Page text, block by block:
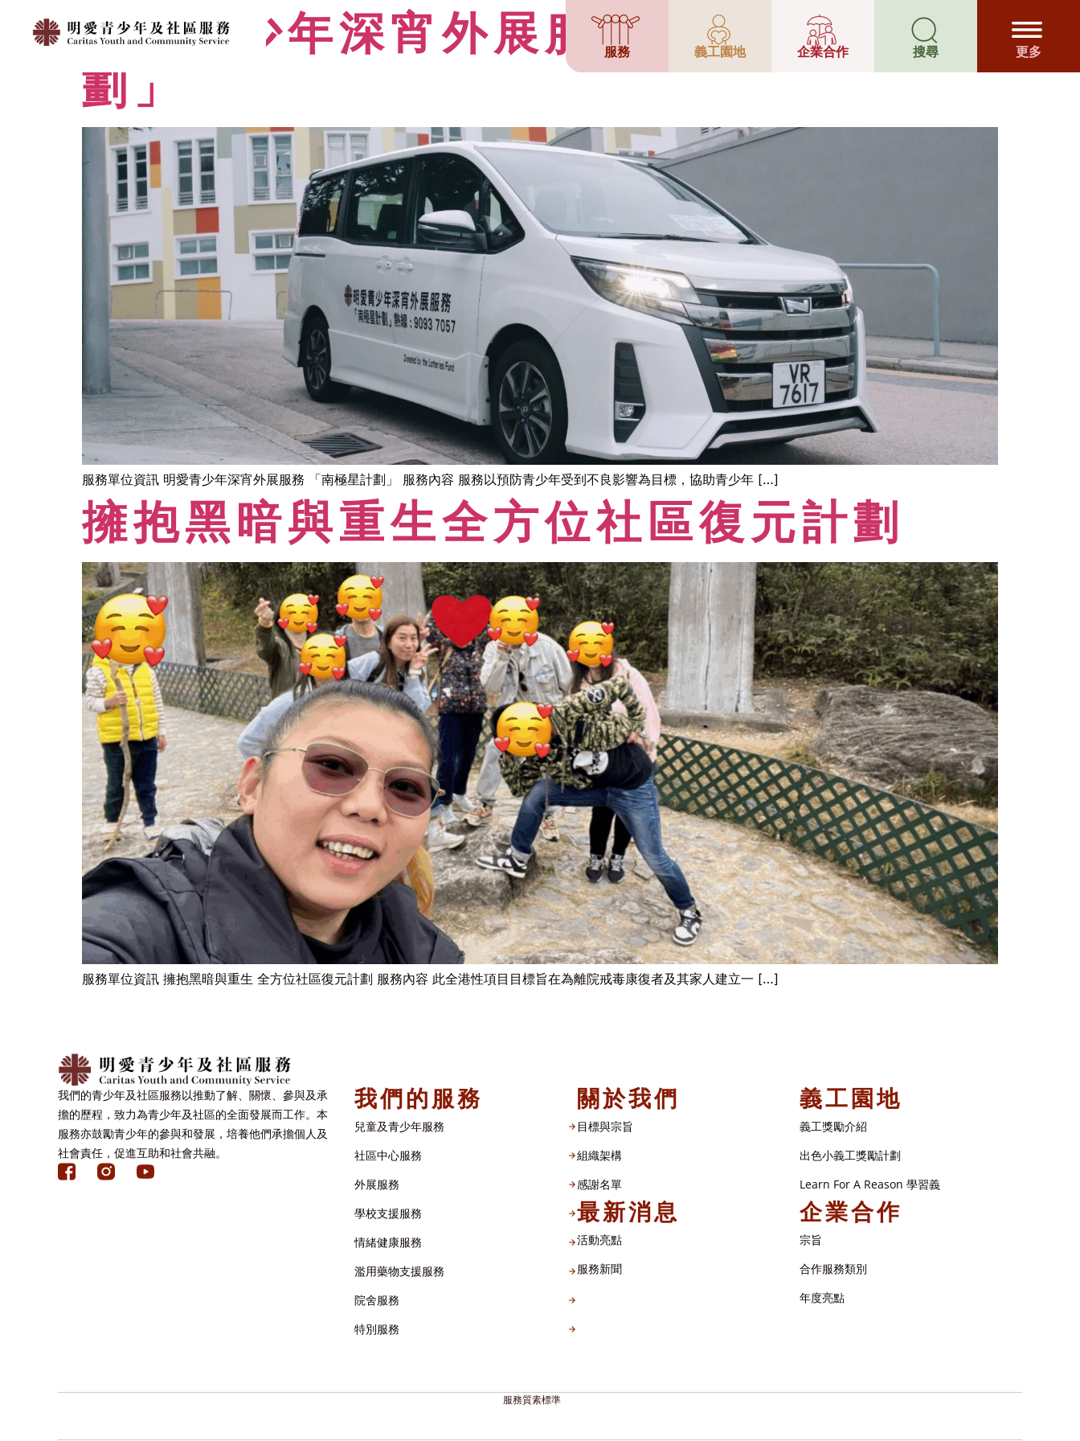
服務 義工園地 企業合作 搜尋 更多
明愛青少年深宵外展服務「南極星計
劃」
服務單位資訊 明愛青少年深宵外展服務 「南極星計劃」 服務內容 服務以預防青少年受到不良影響為目標，協助青少年 […]
擁抱黑暗與重生全方位社區復元計劃
服務單位資訊 擁抱黑暗與重生 全方位社區復元計劃 服務內容 此全港性項目目標旨在為離院戒毒康復者及其家人建立一 […]
我們的青少年及社區服務以推動了解、關懷、參與及承
擔的歷程，致力為青少年及社區的全面發展而工作。本
服務亦鼓勵青少年的參與和發展，培養他們承擔個人及
社會責任，促進互助和社會共融。
我們的服務
兒童及青少年服務
社區中心服務
外展服務
學校支援服務
情緒健康服務
濫用藥物支援服務
院舍服務
特別服務
關於我們
目標與宗旨
組織架構​
感謝名單​
最新消息
活動亮點
服務新聞
義工園地
義工獎勵介紹
出色小義工獎勵計劃
Learn For A Reason 學習義
企業合作
宗旨
合作服務類別
年度亮點
服務質素標準